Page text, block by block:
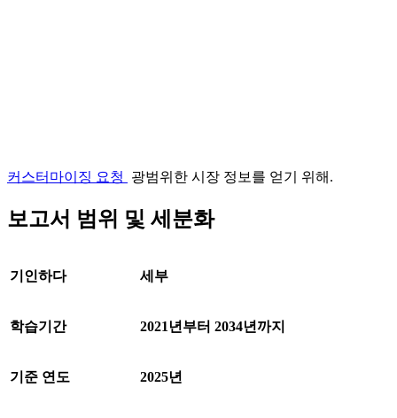
커스터마이징 요청 광범위한 시장 정보를 얻기 위해.
보고서 범위 및 세분화
기인하다 세부
학습기간 2021년부터 2034년까지
기준 연도 2025년